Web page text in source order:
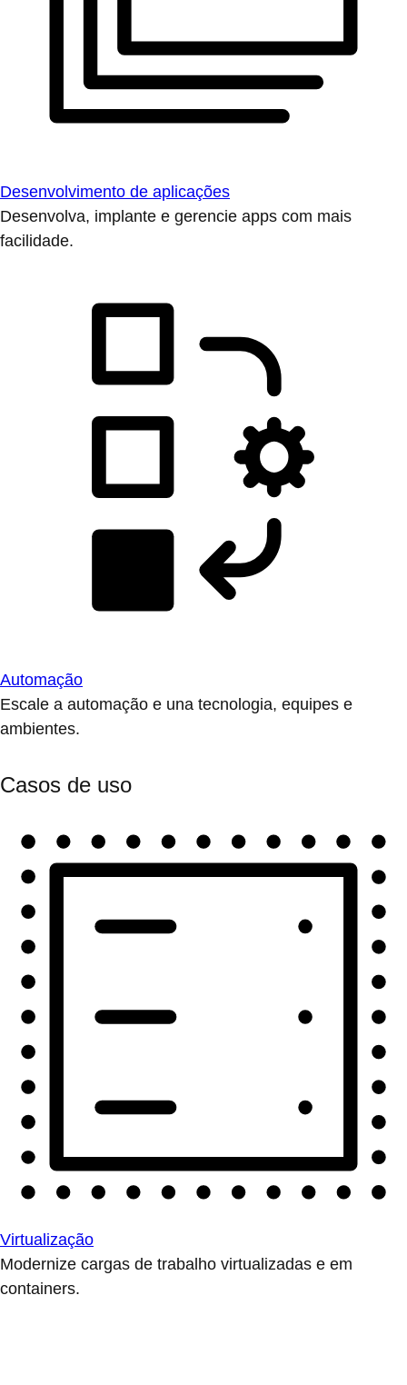
Desenvolvimento de aplicações
Desenvolva, implante e gerencie apps com mais
facilidade.
Automação
Escale a automação e una tecnologia, equipes e
ambientes.
Casos de uso
Virtualização
Modernize cargas de trabalho virtualizadas e em
containers.